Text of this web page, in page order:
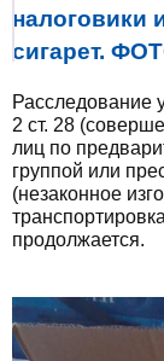
налоговики
сигарет.
Расследование
2 ст. 28
лиц по
группой или
(незаконное
продолжается.